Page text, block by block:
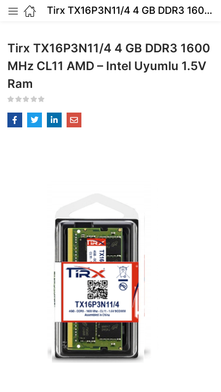
Tirx TX16P3N11/4 4 GB DDR3 1600 MHz CL11 AMD – Intel Uyumlu 1.5V Ram
Tirx TX16P3N11/4 4 GB DDR3 1600
MHz CL11 AMD – Intel Uyumlu 1.5V
Ram